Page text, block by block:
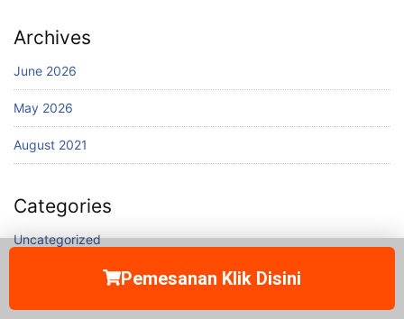
Pemesanan Klik Disini
Archives
June 2026
May 2026
August 2021
Categories
Uncategorized